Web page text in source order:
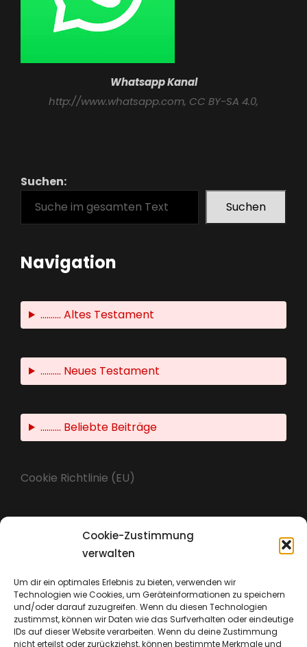
Cookie-Zustimmung
verwalten
Um dir ein optimales Erlebnis zu bieten, verwenden wir
Technologien wie Cookies, um Geräteinformationen zu speichern
und/oder darauf zuzugreifen. Wenn du diesen Technologien
zustimmst, können wir Daten wie das Surfverhalten oder eindeutige
IDs auf dieser Website verarbeiten. Wenn du deine Zustimmung
nicht erteilst oder zurückziehst, können bestimmte Merkmale und
Whatsapp Kanal
http://www.whatsapp.com, CC BY-SA 4.0,
Suchen:
Suchen
Navigation
.......... Altes Testament
.......... Neues Testament
.......... Beliebte Beiträge
Cookie Richtlinie (EU)
Datenschutz